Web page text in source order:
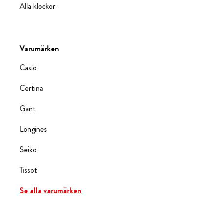
Alla klockor
Varumärken
Casio
Certina
Gant
Longines
Seiko
Tissot
Se alla varumärken